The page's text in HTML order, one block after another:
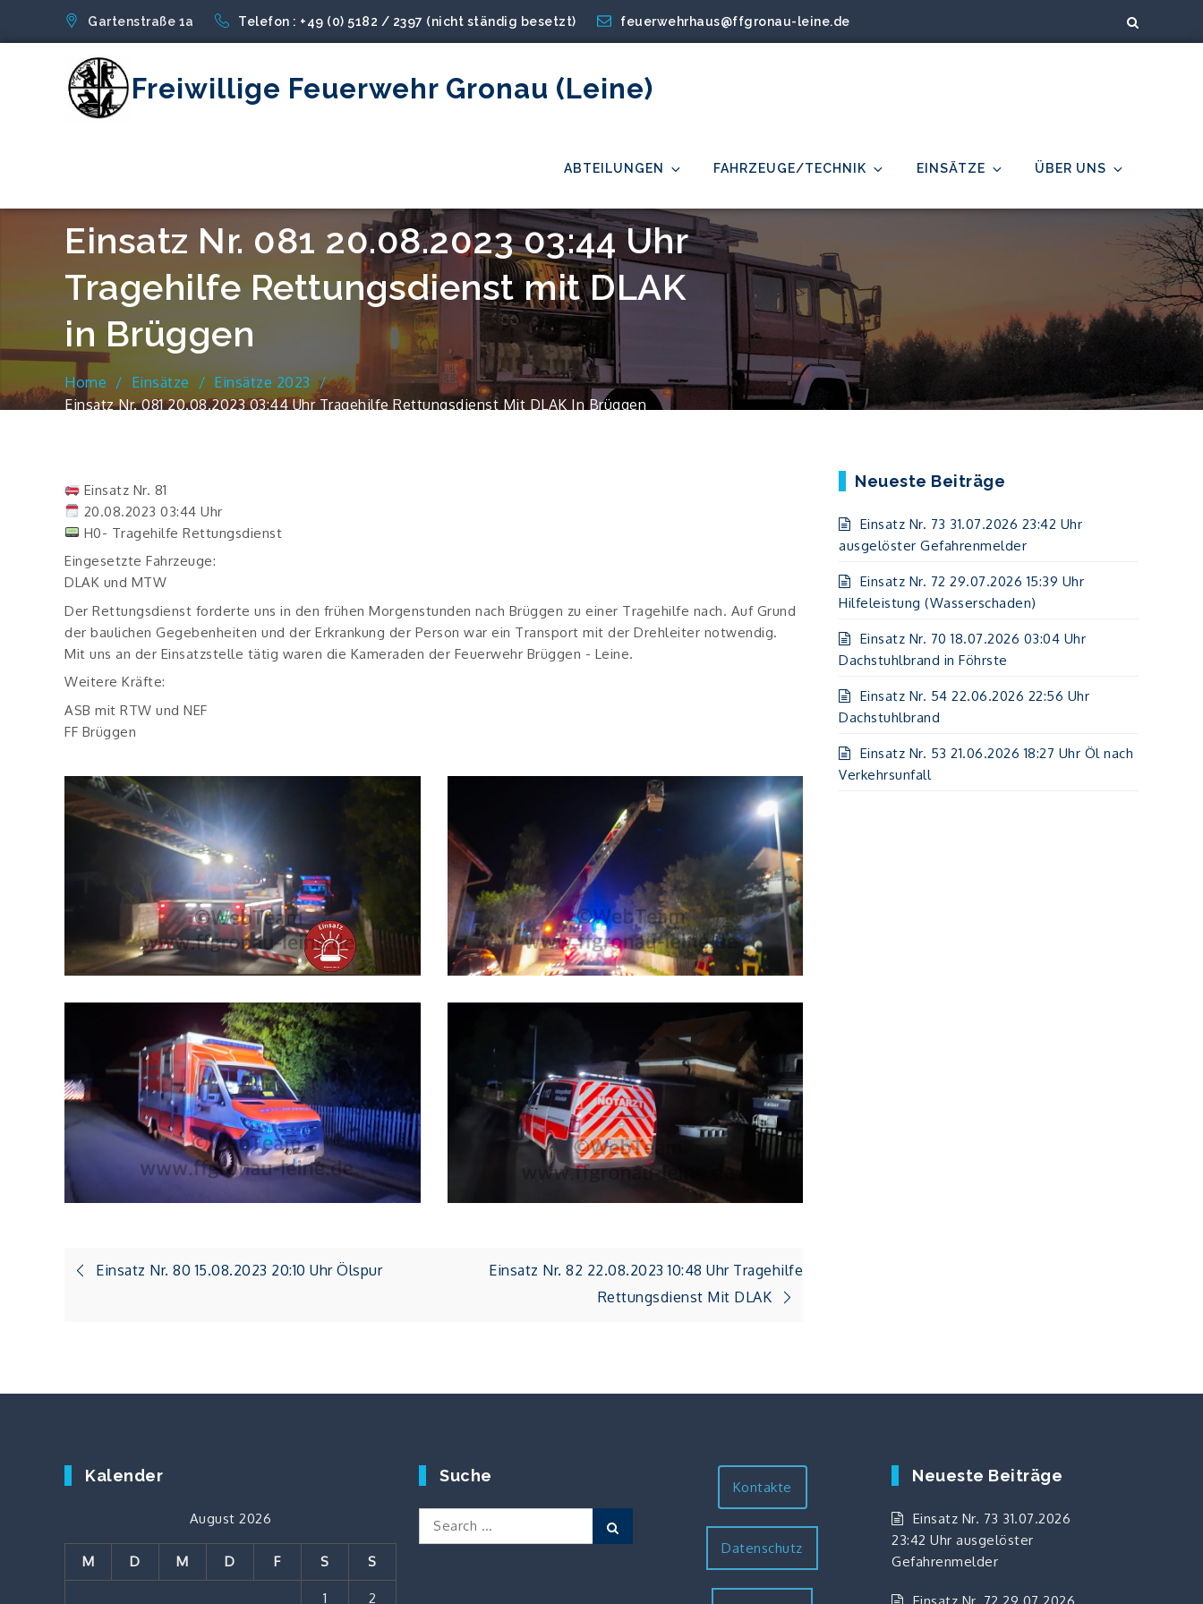
Gartenstraße 1a Telefon : +49 (0) 5182 / 2397 (nicht ständig besetzt) feuerwehrhaus@ffgronau-leine.de
Freiwillige Feuerwehr Gronau (Leine)
ABTEILUNGEN FAHRZEUGE/TECHNIK EINSÄTZE ÜBER UNS
Einsatz Nr. 081 20.08.2023 03:44 Uhr
Tragehilfe Rettungsdienst mit DLAK
in Brüggen
Home Einsätze
Einsätze 2023
Einsatz Nr. 081 20.08.2023 03:44 Uhr Tragehilfe Rettungsdienst Mit DLAK In Brüggen
Einsatz Nr. 81
20.08.2023 03:44 Uhr
H0- Tragehilfe Rettungsdienst
Eingesetzte Fahrzeuge:
DLAK und MTW
Der Rettungsdienst forderte uns in den frühen Morgenstunden nach Brüggen zu einer Tragehilfe nach. Auf Grund
der baulichen Gegebenheiten und der Erkrankung der Person war ein Transport mit der Drehleiter notwendig.
Mit uns an der Einsatzstelle tätig waren die Kameraden der Feuerwehr Brüggen - Leine.
Weitere Kräfte:
ASB mit RTW und NEF
FF Brüggen
Beitragsnavigation
Einsatz Nr. 80 15.08.2023 20:10 Uhr Ölspur
Einsatz Nr. 82 22.08.2023 10:48 Uhr Tragehilfe
Rettungsdienst Mit DLAK
Neueste Beiträge
Einsatz Nr. 73 31.07.2026 23:42 Uhr
ausgelöster Gefahrenmelder
Einsatz Nr. 72 29.07.2026 15:39 Uhr
Hilfeleistung (Wasserschaden)
Einsatz Nr. 70 18.07.2026 03:04 Uhr
Dachstuhlbrand in Föhrste
Einsatz Nr. 54 22.06.2026 22:56 Uhr
Dachstuhlbrand
Einsatz Nr. 53 21.06.2026 18:27 Uhr Öl nach
Verkehrsunfall
Kalender
August 2026
M D M D F S S
1 2
Suche
Search
for:
Kontakte
Datenschutz
Neueste Beiträge
Einsatz Nr. 73 31.07.2026
23:42 Uhr ausgelöster
Gefahrenmelder